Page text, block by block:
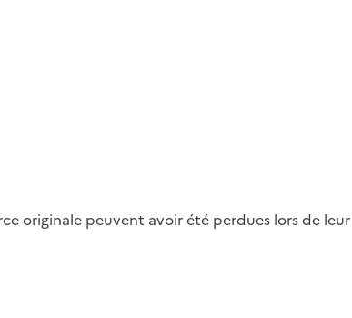
originale peuvent avoir été perdues lors de